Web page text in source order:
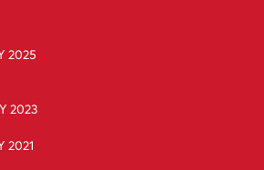
2025
2023
2021